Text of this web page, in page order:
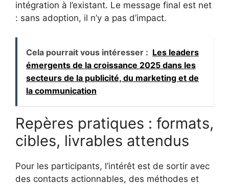
intégration à l’existant. Le message final est net
: sans adoption, il n’y a pas d’impact.
Cela pourrait vous intéresser : Les leaders
émergents de la croissance 2025 dans les
secteurs de la publicité, du marketing et de
la communication
Repères pratiques : formats,
cibles, livrables attendus
Pour les participants, l’intérêt est de sortir avec
des contacts actionnables, des méthodes et